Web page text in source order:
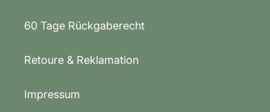
60 Tage Rückgaberecht
Retoure & Reklamation
Impressum